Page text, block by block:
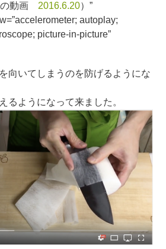
の動画 2016.6.20）”
autoplay;
picture-in-picture”
向いてしまうのを防げるようにな
るようになって来ました。